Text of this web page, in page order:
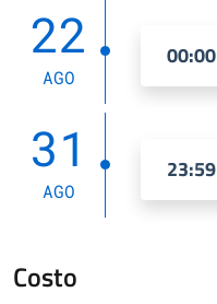
22
AGO
31
AGO
Costo